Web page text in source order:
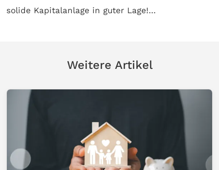
solide Kapitalanlage in guter Lage!…
Weitere Artikel